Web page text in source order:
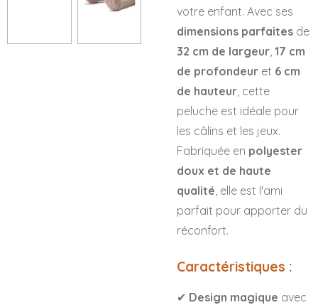
votre enfant. Avec ses
dimensions parfaites de
32 cm de largeur, 17 cm
de profondeur et 6 cm
de hauteur, cette
peluche est idéale pour
les câlins et les jeux.
Fabriquée en polyester
doux et de haute
qualité, elle est l'ami
parfait pour apporter du
réconfort.
Caractéristiques :
✔ Design magique avec